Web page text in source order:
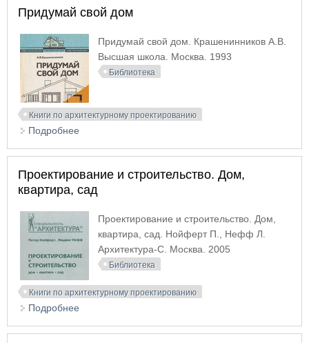
Придумай свой дом
Придумай свой дом. Крашенинников А.В.
Высшая школа. Москва. 1993
Библиотека
Книги по архитектурному проектированию
Подробнее
Проектирование и строительство. Дом,
квартира, сад
Проектирование и строительство. Дом,
квартира, сад. Нойферт П., Нефф Л.
Архитектура-С. Москва. 2005
Библиотека
Книги по архитектурному проектированию
Подробнее